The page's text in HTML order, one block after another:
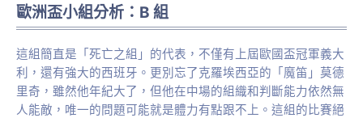
歐洲盃小組分析：B 組
這組簡直是「死亡之組」的代表，不僅有上屆歐國盃冠軍義大
利，還有強大的西班牙。更別忘了克羅埃西亞的「魔笛」莫德
里奇，雖然他年紀大了，但他在中場的組織和判斷能力依然無
人能敵，唯一的問題可能就是體力有點跟不上。這組的比賽絕